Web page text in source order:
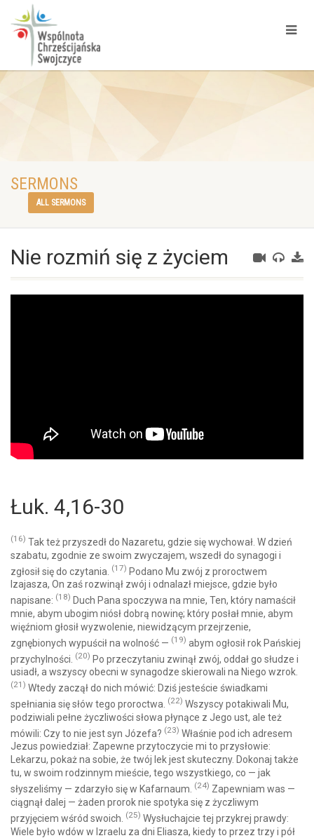
SERMONS
ALL SERMONS
Nie rozmiń się z życiem
Łuk. 4,16-30
(16) Tak też przyszedł do Nazaretu, gdzie się wychował. W dzień
szabatu, zgodnie ze swoim zwyczajem, wszedł do synagogi i
zgłosił się do czytania. (17) Podano Mu zwój z proroctwem
Izajasza, On zaś rozwinął zwój i odnalazł miejsce, gdzie było
napisane: (18) Duch Pana spoczywa na mnie, Ten, który namaścił
mnie, abym ubogim niósł dobrą nowinę; który posłał mnie, abym
więźniom głosił wyzwolenie, niewidzącym przejrzenie,
zgnębionych wypuścił na wolność — (19) abym ogłosił rok Pańskiej
przychylności. (20) Po przeczytaniu zwinął zwój, oddał go słudze i
usiadł, a wszyscy obecni w synagodze skierowali na Niego wzrok.
(21) Wtedy zaczął do nich mówić: Dziś jesteście świadkami
spełniania się słów tego proroctwa. (22) Wszyscy potakiwali Mu,
podziwiali pełne życzliwości słowa płynące z Jego ust, ale też
mówili: Czy to nie jest syn Józefa? (23) Właśnie pod ich adresem
Jezus powiedział: Zapewne przytoczycie mi to przysłowie:
Lekarzu, pokaż na sobie, że twój lek jest skuteczny. Dokonaj także
tu, w swoim rodzinnym mieście, tego wszystkiego, co — jak
słyszeliśmy — zdarzyło się w Kafarnaum. (24) Zapewniam was —
ciągnął dalej — żaden prorok nie spotyka się z życzliwym
przyjęciem wśród swoich. (25) Wysłuchajcie tej przykrej prawdy:
Wiele było wdów w Izraelu za dni Eliasza, kiedy to przez trzy i pół